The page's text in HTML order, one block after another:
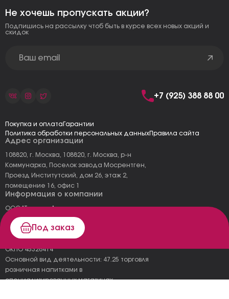
Под заказ
Адрес организации
108820, г. Москва, 108820, г. Москва, р-н
Коммунарка, Поселок завода Мосрентген,
Проезд Институтский, дом 26, этаж 2,
помещение 16, офис 1
Информация о компании
ООО "Тоскана"
ИНН: 7727177973
КПП: 775101001
ОГРН 1157746478120
ОКПО 45326414
Основной вид деятельности: 47.25 торговля
розничная напитками в
специализированных магазинах
Не хочешь пропускать акции?
Подпишись на рассылку чтоб быть в курсе всех новых акций и
скидок
+7 (925) 388 88 00
Покупка и оплата Гарантии
Политика обработки персональных данныхПравила сайта